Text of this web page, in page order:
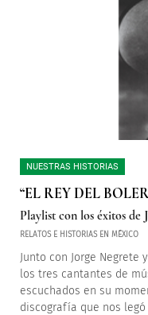
NUESTRAS HISTORIAS
“EL REY DEL
Playlist con los éxitos de
RELATOS E HISTORIAS EN MÉXICO
Junto con Jorge
los tres cantantes de
escuchados en su
discografía que nos